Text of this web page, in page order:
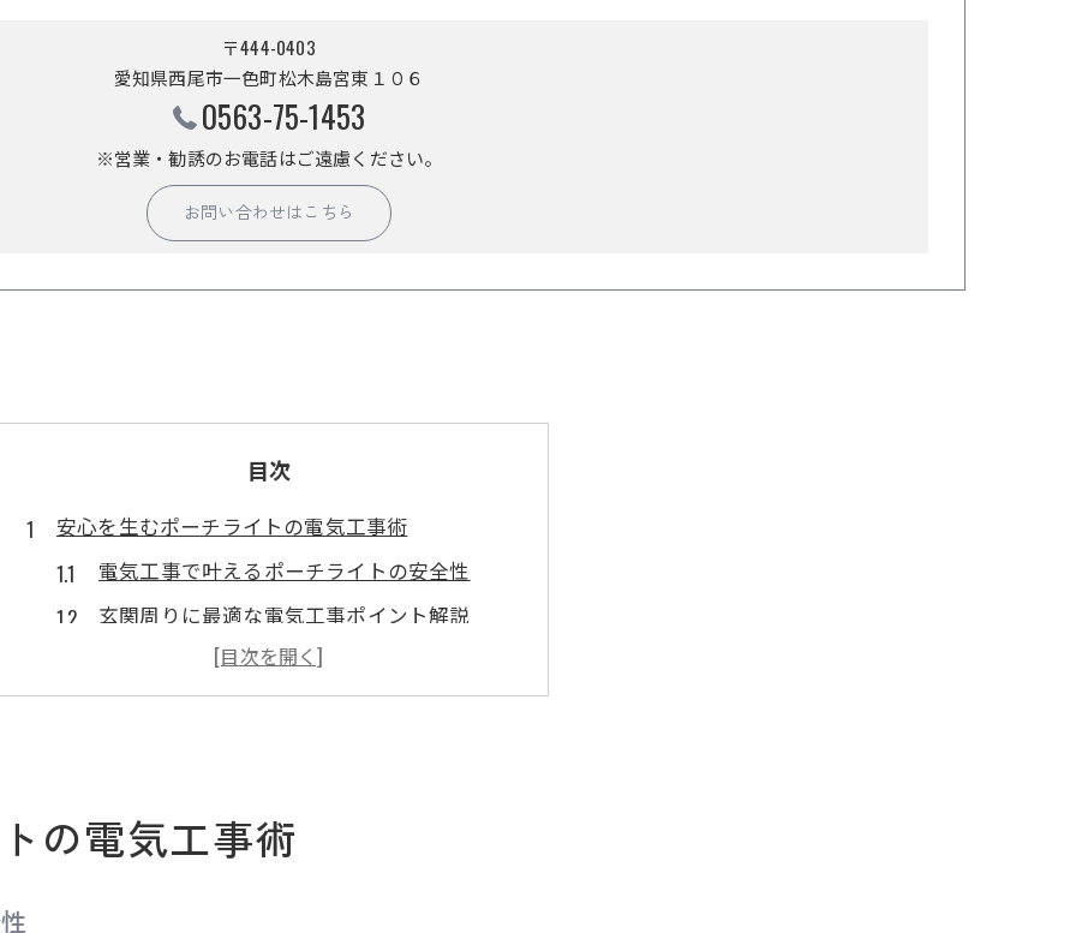
〒444-0403
愛知県西尾市一色町松木島宮東１０６
0563-75-1453
※営業・勧誘のお電話はご遠慮ください。
お問い合わせはこちら
目次
安心を生むポーチライトの電気工事術
電気工事で叶えるポーチライトの安全性
玄関周りに最適な電気工事ポイント解説
失敗しないポーチライト設置の電気工事術
電気工事のプロが教える照明の選び方
電気工事で玄関の印象を大きく変える方法
の電気工事術